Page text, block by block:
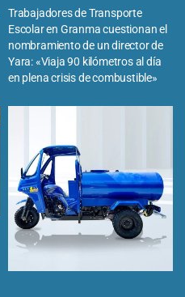
Trabajadores de Transporte
Escolar en Granma cuestionan el
nombramiento de un director de
Yara: «Viaja 90 kilómetros al día
en plena crisis de combustible»